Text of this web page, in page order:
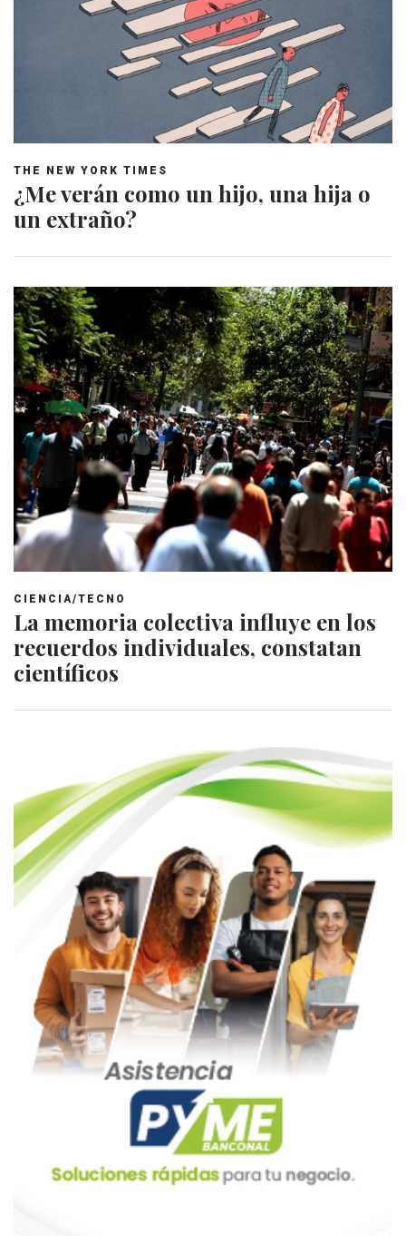
THE NEW YORK TIMES
¿Me verán como un hijo, una hija o
un extraño?
CIENCIA/TECNO
La memoria colectiva influye en los
recuerdos individuales, constatan
científicos